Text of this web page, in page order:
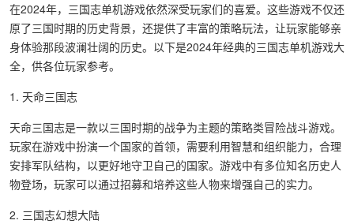
在2024年，三国志单机游戏依然深受玩家们的喜爱。这些游戏不仅还
原了三国时期的历史背景，还提供了丰富的策略玩法，让玩家能够亲
身体验那段波澜壮阔的历史。以下是2024年经典的三国志单机游戏大
全，供各位玩家参考。
1. 天命三国志
天命三国志是一款以三国时期的战争为主题的策略类冒险战斗游戏。
玩家在游戏中扮演一个国家的首领，需要利用智慧和组织能力，合理
安排军队结构，以更好地守卫自己的国家。游戏中有多位知名历史人
物登场，玩家可以通过招募和培养这些人物来增强自己的实力。
2. 三国志幻想大陆